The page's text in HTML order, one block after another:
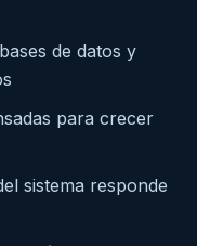
de datos y
para crecer
sistema responde